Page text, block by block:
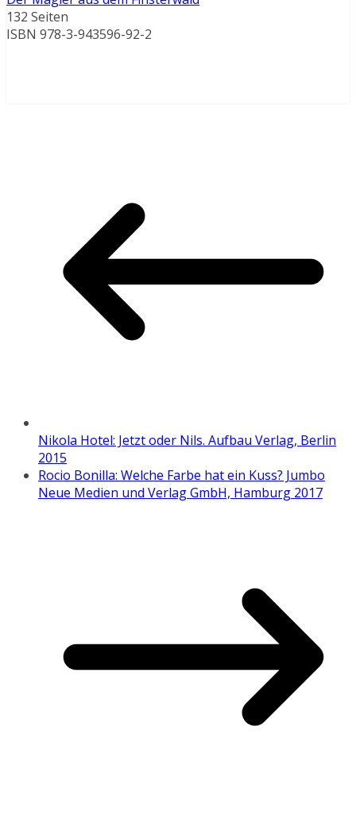
132 Seiten
ISBN 978-3-943596-92-2
Nikola Hotel: Jetzt oder Nils. Aufbau Verlag, Berlin
2015
Rocio Bonilla: Welche Farbe hat ein Kuss? Jumbo
Neue Medien und Verlag GmbH, Hamburg 2017